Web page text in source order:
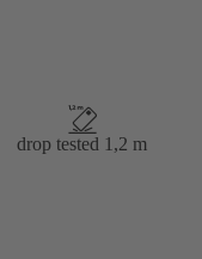
drop tested 1,2 m